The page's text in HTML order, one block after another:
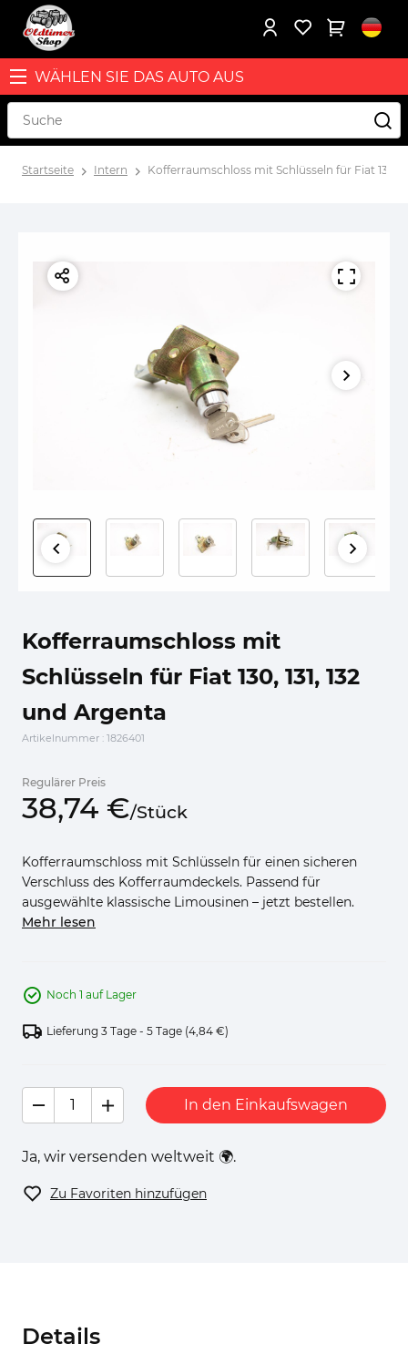
WÄHLEN SIE DAS AUTO AUS
Startseite Intern Kofferraumschloss mit Schlüsseln für Fiat 130,
Kofferraumschloss mit
Schlüsseln für Fiat 130, 131, 132
und Argenta
Artikelnummer : 1826401
Regulärer Preis
38,74 €/Stück
Kofferraumschloss mit Schlüsseln für einen sicheren
Verschluss des Kofferraumdeckels. Passend für
ausgewählte klassische Limousinen – jetzt bestellen.
Mehr lesen
Noch 1 auf Lager
Lieferung 3 Tage - 5 Tage (4,84 €)
In den Einkaufswagen
Ja, wir versenden weltweit 🌍.
Zu Favoriten hinzufügen
Details